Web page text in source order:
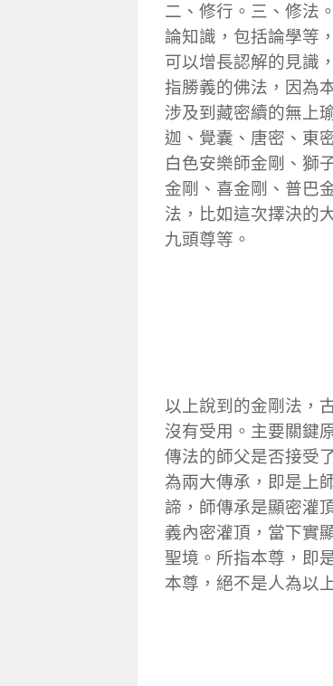
二、修行。三、修法
論知識，包括論學等
可以增長認解的見識
指勝義的佛法，因為
涉及到藏密續的無上
迦、覺囊、唐密、東
白色安樂師金剛、獅
金剛、喜金剛、普巴
法，比如這次擇決的
九頭尊等。
以上說到的金剛法，
沒有受用。主要關鍵
傳法的師父是否接受
為兩大傳承，即是上
諦，師傳承是顯密灌
義內密灌頂，當下實
聖境。所指本尊，即
本尊，絕不是人為以